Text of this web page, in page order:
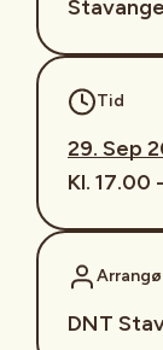
Tid
29. Sep
Kl. 17.00
DNT